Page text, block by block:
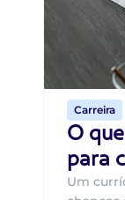
Carreira
O
para
Um